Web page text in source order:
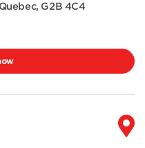
Quebec, G2B 4C4